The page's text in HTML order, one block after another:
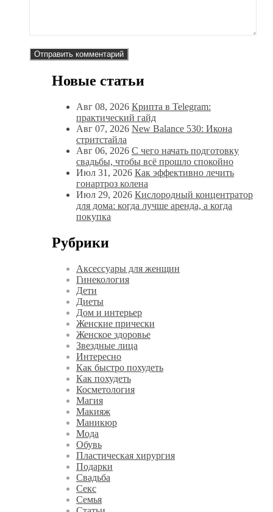
Новые статьи
Авг 08, 2026 Крипта в Telegram:
практический гайд
Авг 07, 2026 New Balance 530: Икона
стритстайла
Авг 06, 2026 С чего начать подготовку
свадьбы, чтобы всё прошло спокойно
Июл 31, 2026 Как эффективно лечить
гонартроз колена
Июл 29, 2026 Кислородный концентратор
для дома: когда лучше аренда, а когда
покупка
Рубрики
Аксессуары для женщин
Гинекология
Дети
Диеты
Дом и интерьер
Женские прически
Женское здоровье
Звездные лица
Интересно
Как быстро похудеть
Как похудеть
Косметология
Магия
Макияж
Маникюр
Мода
Обувь
Пластическая хирургия
Подарки
Свадьба
Секс
Семья